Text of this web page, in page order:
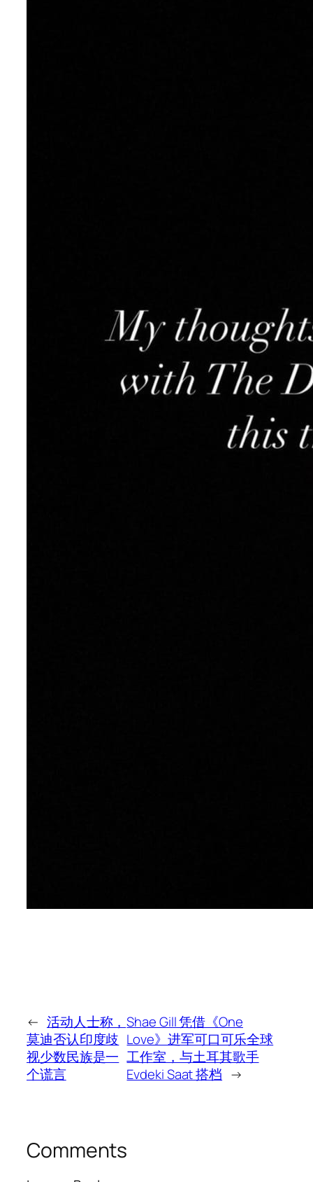
← 活动人士称，
莫迪否认印度歧
视少数民族是一
个谎言
Shae Gill 凭借《One
Love》进军可口可乐全球
工作室，与土耳其歌手
Evdeki Saat 搭档 →
Comments